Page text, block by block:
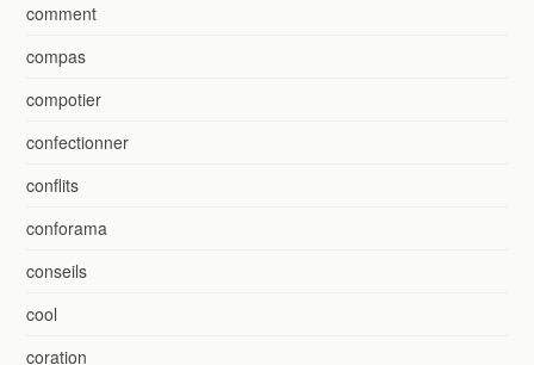
comment
compas
compotier
confectionner
conflits
conforama
conseils
cool
coration